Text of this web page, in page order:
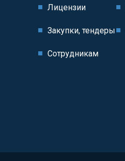
Лицензии
Закупки, тендеры
Сотрудникам